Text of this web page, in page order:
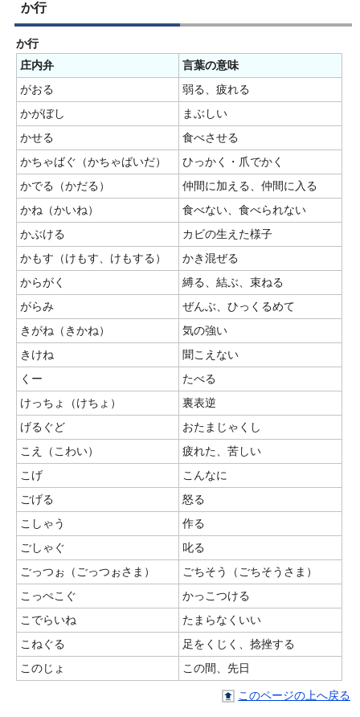
か行
か行
庄内弁
言葉の意味
がおる
弱る、疲れる
かがぼし
まぶしい
かせる
食べさせる
かちゃばぐ（かちゃばいだ）
ひっかく・爪でかく
かでる（かだる）
仲間に加える、仲間に入る
かね（かいね）
食べない、食べられない
かぶける
カビの生えた様子
かもす（けもす、けもする）
かき混ぜる
からがく
縛る、結ぶ、束ねる
がらみ
ぜんぶ、ひっくるめて
きがね（きかね）
気の強い
きけね
聞こえない
くー
たべる
けっちょ（けちょ）
裏表逆
げるぐど
おたまじゃくし
こえ（こわい）
疲れた、苦しい
こげ
こんなに
ごげる
怒る
こしゃう
作る
ごしゃぐ
叱る
ごっつぉ（ごっつぉさま）
ごちそう（ごちそうさま）
こっぺこぐ
かっこつける
こでらいね
たまらなくいい
こねぐる
足をくじく、捻挫する
このじょ
この間、先日
このページの上へ戻る